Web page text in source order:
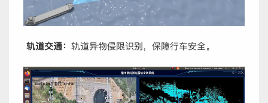
轨道交通： 轨道异物侵限识别，保障行车安全。